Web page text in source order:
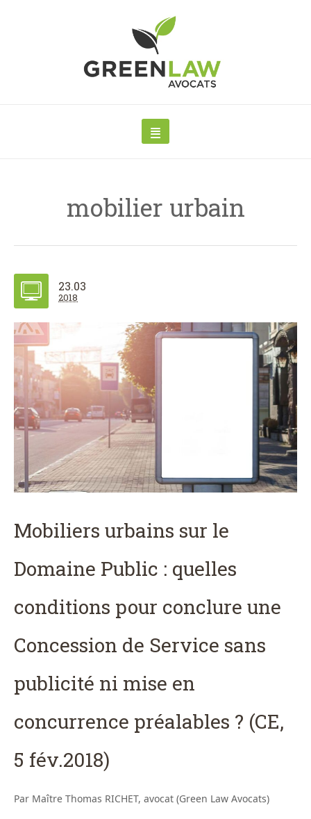
mobilier urbain
23.03
2018
Mobiliers urbains sur le
Domaine Public : quelles
conditions pour conclure une
Concession de Service sans
publicité ni mise en
concurrence préalables ? (CE,
5 fév.2018)
Par Maître Thomas RICHET, avocat (Green Law Avocats)